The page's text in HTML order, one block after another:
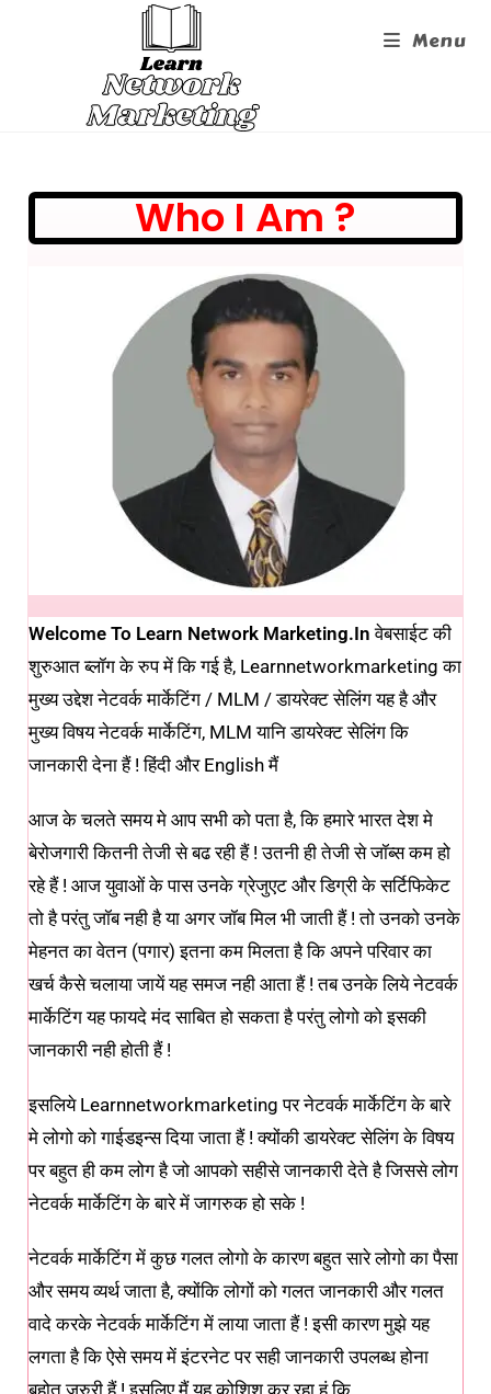
Menu
Who I Am ?
Welcome To Learn Network Marketing.in वेबसाईट की
शुरुआत ब्लॉग के रुप में कि गई है, Learnnetworkmarketing का
मुख्य उद्देश नेटवर्क मार्केटिंग / MLM / डायरेक्ट सेलिंग यह है और
मुख्य विषय नेटवर्क मार्केटिंग, MLM यानि डायरेक्ट सेलिंग कि
जानकारी देना हैं ! हिंदी और English मैं
आज के चलते समय मे आप सभी को पता है, कि हमारे भारत देश मे
बेरोजगारी कितनी तेजी से बढ रही हैं ! उतनी ही तेजी से जॉब्स कम हो
रहे हैं ! आज युवाओं के पास उनके ग्रेजुएट और डिग्री के सर्टिफिकेट
तो है परंतु जॉब नही है या अगर जॉब मिल भी जाती हैं ! तो उनको उनके
मेहनत का वेतन (पगार) इतना कम मिलता है कि अपने परिवार का
खर्च कैसे चलाया जायें यह समज नही आता हैं ! तब उनके लिये नेटवर्क
मार्केटिंग यह फायदे मंद साबित हो सकता है परंतु लोगो को इसकी
जानकारी नही होती हैं !
इसलिये Learnnetworkmarketing पर नेटवर्क मार्केटिंग के बारे
मे लोगो को गाईडइन्स दिया जाता हैं ! क्योंकी डायरेक्ट सेलिंग के विषय
पर बहुत ही कम लोग है जो आपको सहीसे जानकारी देते है जिससे लोग
नेटवर्क मार्केटिंग के बारे में जागरुक हो सके !
नेटवर्क मार्केटिंग में कुछ गलत लोगो के कारण बहुत सारे लोगो का पैसा
और समय व्यर्थ जाता है, क्योंकि लोगों को गलत जानकारी और गलत
वादे करके नेटवर्क मार्केटिंग में लाया जाता हैं ! इसी कारण मुझे यह
लगता है कि ऐसे समय में इंटरनेट पर सही जानकारी उपलब्ध होना
बहोत जरुरी हैं ! इसलिए मैं यह कोशिश कर रहा हूं कि